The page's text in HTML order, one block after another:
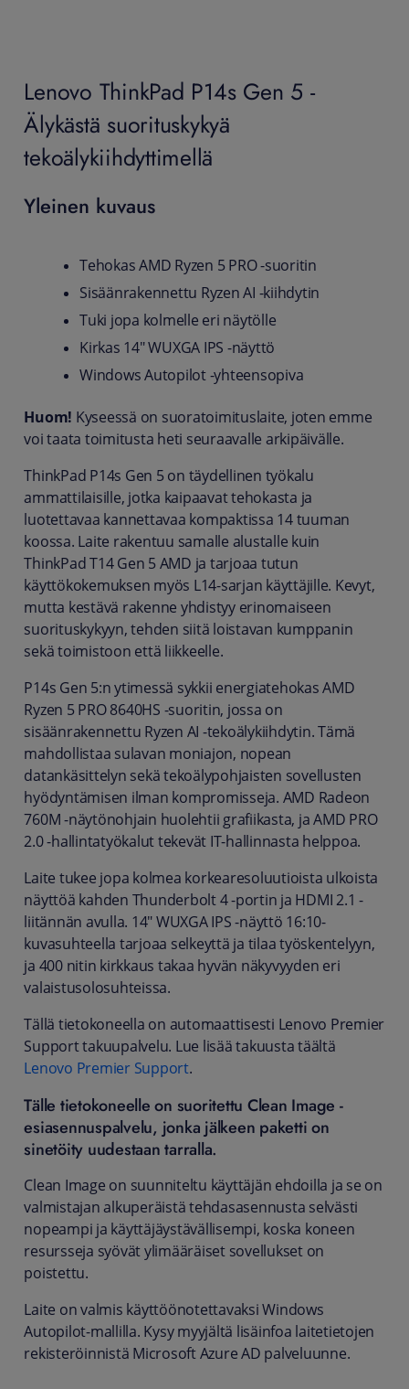
Lenovo ThinkPad P14s Gen 5 -
Älykästä suorituskykyä
tekoälykiihdyttimellä
Yleinen kuvaus
Tehokas AMD Ryzen 5 PRO -suoritin
Sisäänrakennettu Ryzen AI -kiihdytin
Tuki jopa kolmelle eri näytölle
Kirkas 14" WUXGA IPS -näyttö
Windows Autopilot -yhteensopiva
Huom! Kyseessä on suoratoimituslaite, joten emme
voi taata toimitusta heti seuraavalle arkipäivälle.
ThinkPad P14s Gen 5 on täydellinen työkalu
ammattilaisille, jotka kaipaavat tehokasta ja
luotettavaa kannettavaa kompaktissa 14 tuuman
koossa. Laite rakentuu samalle alustalle kuin
ThinkPad T14 Gen 5 AMD ja tarjoaa tutun
käyttökokemuksen myös L14-sarjan käyttäjille. Kevyt,
mutta kestävä rakenne yhdistyy erinomaiseen
suorituskykyyn, tehden siitä loistavan kumppanin
sekä toimistoon että liikkeelle.
P14s Gen 5:n ytimessä sykkii energiatehokas AMD
Ryzen 5 PRO 8640HS -suoritin, jossa on
sisäänrakennettu Ryzen AI -tekoälykiihdytin. Tämä
mahdollistaa sulavan moniajon, nopean
datankäsittelyn sekä tekoälypohjaisten sovellusten
hyödyntämisen ilman kompromisseja. AMD Radeon
760M -näytönohjain huolehtii grafiikasta, ja AMD PRO
2.0 -hallintatyökalut tekevät IT-hallinnasta helppoa.
Laite tukee jopa kolmea korkearesoluutioista ulkoista
näyttöä kahden Thunderbolt 4 -portin ja HDMI 2.1 -
liitännän avulla. 14" WUXGA IPS -näyttö 16:10-
kuvasuhteella tarjoaa selkeyttä ja tilaa työskentelyyn,
ja 400 nitin kirkkaus takaa hyvän näkyvyyden eri
valaistusolosuhteissa.
Tällä tietokoneella on automaattisesti Lenovo Premier
Support takuupalvelu. Lue lisää takuusta täältä
Lenovo Premier Support.
Tälle tietokoneelle on suoritettu Clean Image -
esiasennuspalvelu, jonka jälkeen paketti on
sinetöity uudestaan tarralla.
Clean Image on suunniteltu käyttäjän ehdoilla ja se on
valmistajan alkuperäistä tehdasasennusta selvästi
nopeampi ja käyttäjäystävällisempi, koska koneen
resursseja syövät ylimääräiset sovellukset on
poistettu.
Laite on valmis käyttöönotettavaksi Windows
Autopilot-mallilla. Kysy myyjältä lisäinfoa laitetietojen
rekisteröinnistä Microsoft Azure AD palveluunne.